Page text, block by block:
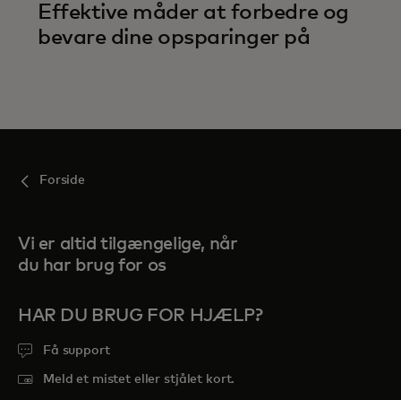
Effektive måder at forbedre og
bevare dine opsparinger på
Forside
Vi er altid tilgængelige, når
du har brug for os
HAR DU BRUG FOR HJÆLP?
Få support
Meld et mistet eller stjålet kort.